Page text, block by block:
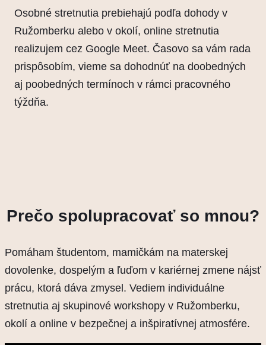
Osobné stretnutia prebiehajú podľa dohody v
Ružomberku alebo v okolí, online stretnutia
realizujem cez Google Meet. Časovo sa vám rada
prispôsobím, vieme sa dohodnúť na doobedných
aj poobedných termínoch v rámci pracovného
týždňa.
Prečo spolupracovať so mnou?
Pomáham študentom, mamičkám na materskej
dovolenke, dospelým a ľuďom v kariérnej zmene nájsť
prácu, ktorá dáva zmysel. Vediem individuálne
stretnutia aj skupinové workshopy v Ružomberku,
okolí a online v bezpečnej a inšpiratívnej atmosfére.